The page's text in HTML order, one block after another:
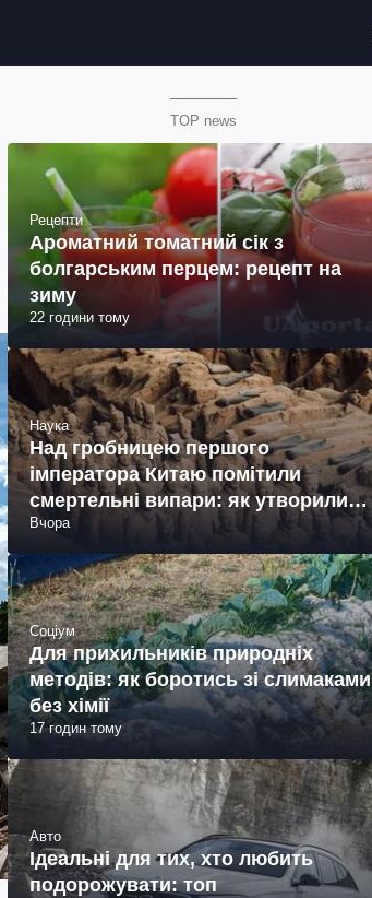
TOP news
Рецепти
Ароматний томатний сік з
болгарським перцем: рецепт на
зиму
22 години тому
Наука
Над гробницею першого
імператора Китаю помітили
смертельні випари: як утворились
(фото)
Вчора
Соціум
Для прихильників природніх
методів: як боротись зі слимаками
без хімії
17 годин тому
Авто
Ідеальні для тих, хто любить
подорожувати: топ